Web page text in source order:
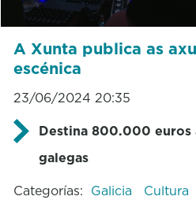
A Xunta publica as
escénica
23/06/2024 20:35
Destina 800.000 euros
galegas
Categorías: Galicia Cultura